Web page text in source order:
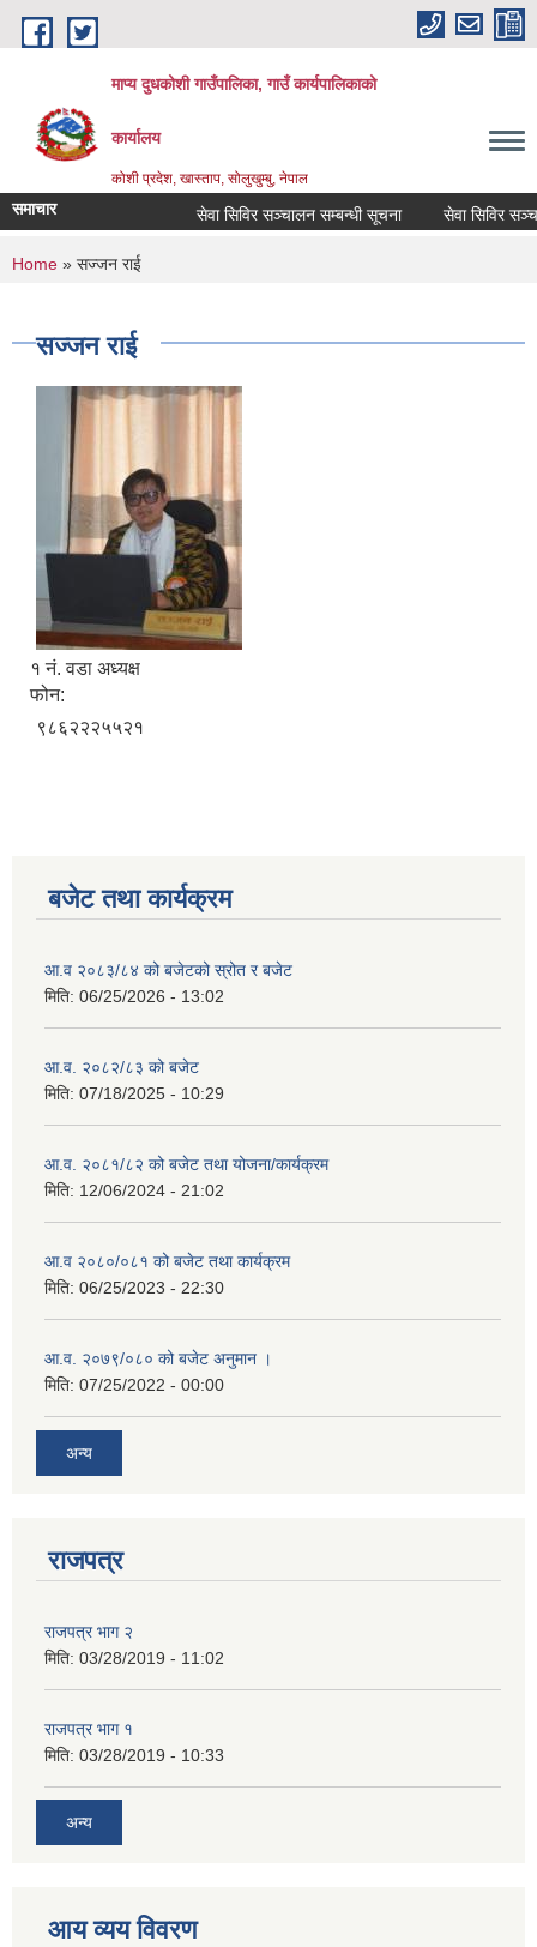
Skip to main content
माप्य दुधकोशी गाउँपालिका, गाउँ कार्यपालिकाको
कार्यालय
कोशी प्रदेश, खास्ताप, सोलुखुम्बु, नेपाल
समाचार सेवा सिविर सञ्चालन सम्बन्धी सूचना सेवा सिविर
You are here
Home » सज्जन राई
सज्जन राई
१ नं. वडा अध्यक्ष
फोन:
९८६२२२५५२१
बजेट तथा कार्यक्रम
आ.व २०८३/८४ को बजेटको स्रोत र बजेट
मिति: 06/25/2026 - 13:02
आ.व. २०८२/८३ को बजेट
मिति: 07/18/2025 - 10:29
आ.व. २०८१/८२ को बजेट तथा योजना/कार्यक्रम
मिति: 12/06/2024 - 21:02
आ.व २०८०/०८१ को बजेट तथा कार्यक्रम
मिति: 06/25/2023 - 22:30
आ.व. २०७९/०८० को बजेट अनुमान ।
मिति: 07/25/2022 - 00:00
अन्य
राजपत्र
राजपत्र भाग २
मिति: 03/28/2019 - 11:02
राजपत्र भाग १
मिति: 03/28/2019 - 10:33
अन्य
आय व्यय विवरण